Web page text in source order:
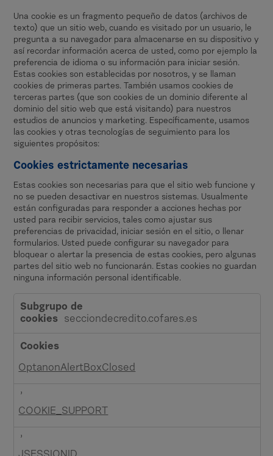
Una cookie es un fragmento pequeño de datos (archivos de
texto) que un sitio web, cuando es visitado por un usuario, le
pregunta a su navegador para almacenarse en su dispositivo y
así recordar información acerca de usted, como por ejemplo la
preferencia de idioma o su información para iniciar sesión.
Estas cookies son establecidas por nosotros, y se llaman
cookies de primeras partes. También usamos cookies de
terceras partes (que son cookies de un dominio diferente al
dominio del sitio web que está visitando) para nuestros
estudios de anuncios y marketing. Específicamente, usamos
las cookies y otras tecnologías de seguimiento para los
siguientes propósitos:
Cookies estrictamente necesarias
Estas cookies son necesarias para que el sitio web funcione y
no se pueden desactivar en nuestros sistemas. Usualmente
están configuradas para responder a acciones hechas por
usted para recibir servicios, tales como ajustar sus
preferencias de privacidad, iniciar sesión en el sitio, o llenar
formularios. Usted puede configurar su navegador para
bloquear o alertar la presencia de estas cookies, pero algunas
partes del sitio web no funcionarán. Estas cookies no guardan
ninguna información personal identificable.
e
s
secciondecredito.cofares.es
OptanonAlertBoxClosed
,
COOKIE_SUPPORT
,